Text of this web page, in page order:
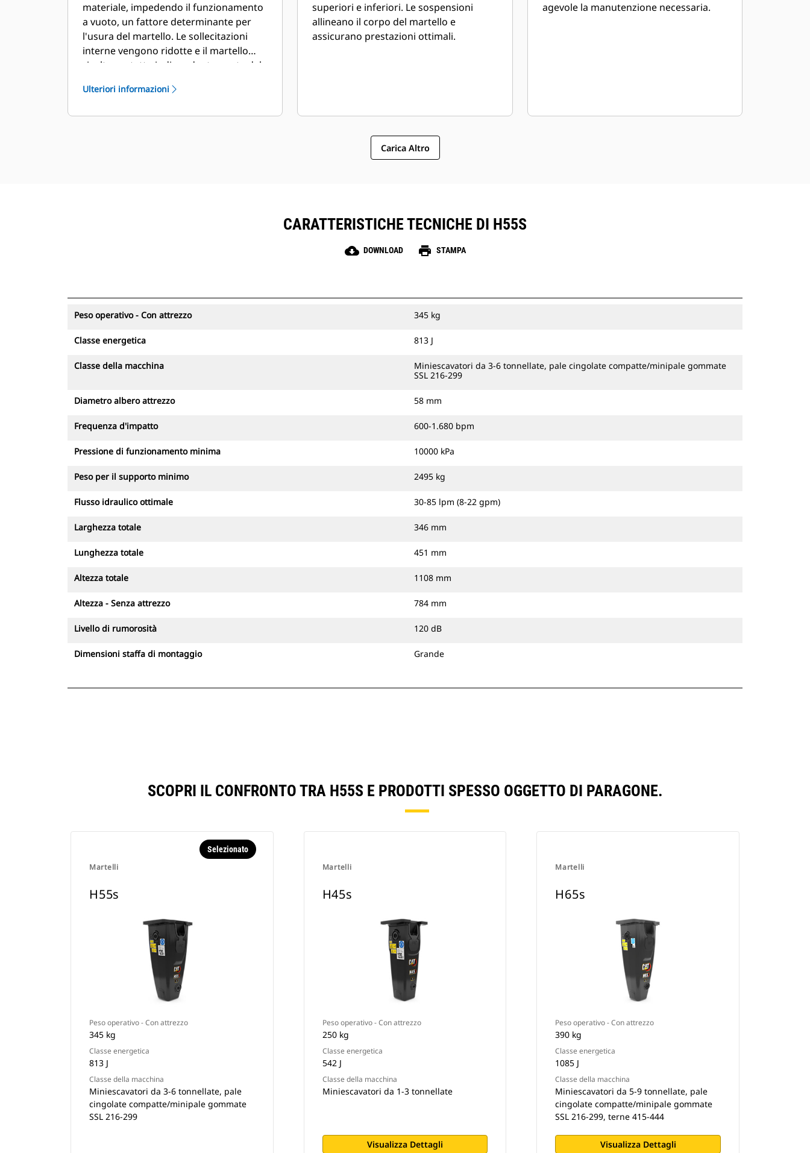
materiale, impedendo il funzionamento
a vuoto, un fattore determinante per
l'usura del martello. Le sollecitazioni
interne vengono ridotte e il martello
risulta protetto indipendentemente dal
Ulteriori informazioni
superiori e inferiori. Le sospensioni
allineano il corpo del martello e
assicurano prestazioni ottimali.
agevole la manutenzione necessaria.
Carica Altro
CARATTERISTICHE TECNICHE DI H55S
cloud_download DOWNLOAD print STAMPA
Peso operativo - Con attrezzo 345 kg
Classe energetica 813 J
Classe della macchina
Miniescavatori da 3-6 tonnellate, pale cingolate compatte/minipale gommate
SSL 216-299
Diametro albero attrezzo 58 mm
Frequenza d'impatto 600-1.680 bpm
Pressione di funzionamento minima 10000 kPa
Peso per il supporto minimo 2495 kg
Flusso idraulico ottimale 30-85 lpm (8-22 gpm)
Larghezza totale 346 mm
Lunghezza totale 451 mm
Altezza totale 1108 mm
Altezza - Senza attrezzo 784 mm
Livello di rumorosità 120 dB
Dimensioni staffa di montaggio Grande
SCOPRI IL CONFRONTO TRA H55S E PRODOTTI SPESSO OGGETTO DI PARAGONE.
Martelli
Selezionato
H55s
Peso operativo - Con attrezzo
345 kg
Classe energetica
813 J
Classe della macchina
Miniescavatori da 3-6 tonnellate, pale
cingolate compatte/minipale gommate
SSL 216-299
Martelli
H45s
Peso operativo - Con attrezzo
250 kg
Classe energetica
542 J
Classe della macchina
Miniescavatori da 1-3 tonnellate
Visualizza Dettagli
Martelli
H65s
Peso operativo - Con attrezzo
390 kg
Classe energetica
1085 J
Classe della macchina
Miniescavatori da 5-9 tonnellate, pale
cingolate compatte/minipale gommate
SSL 216-299, terne 415-444
Visualizza Dettagli